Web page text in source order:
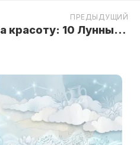
ПРЕДЫДУЩИЙ
Как влияет Луна на красоту: 10 Лунный день